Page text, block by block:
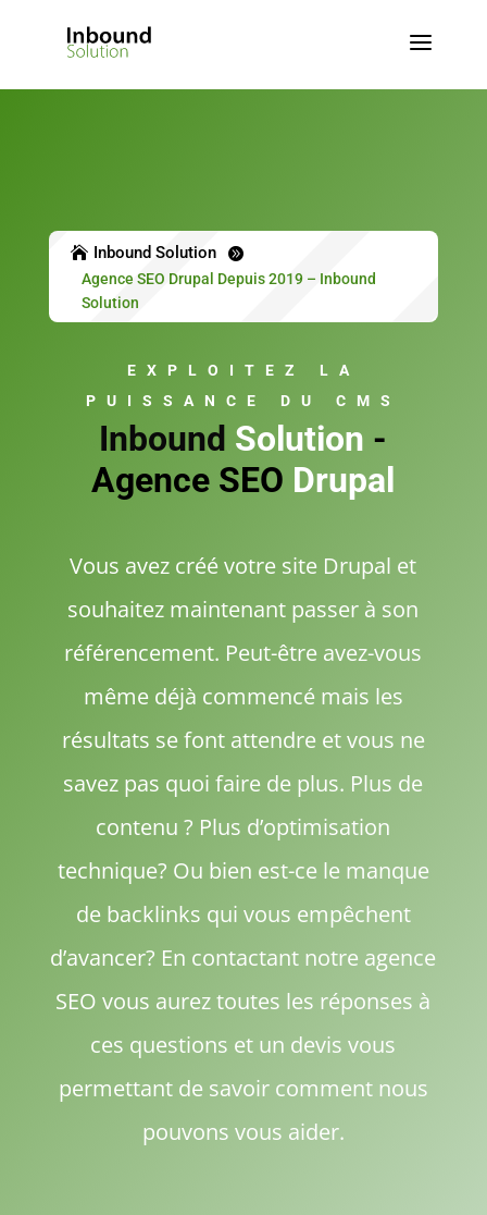
a
 Inbound Solution 
Agence SEO Drupal Depuis 2019 – Inbound
Solution
EXPLOITEZ LA
PUISSANCE DU CMS
Inbound Solution -
Agence SEO Drupal
Vous avez créé votre site Drupal et
souhaitez maintenant passer à son
référencement. Peut-être avez-vous
même déjà commencé mais les
résultats se font attendre et vous ne
savez pas quoi faire de plus. Plus de
contenu ? Plus d’optimisation
technique? Ou bien est-ce le manque
de backlinks qui vous empêchent
d’avancer? En contactant notre agence
SEO vous aurez toutes les réponses à
ces questions et un devis vous
permettant de savoir comment nous
pouvons vous aider.